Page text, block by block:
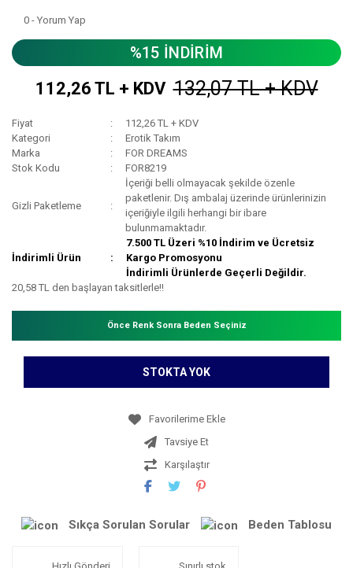
0 - Yorum Yap
%15 İNDİRİM
112,26 TL + KDV 132,07 TL + KDV
Fiyat
112,26 TL + KDV
Kategori
Erotik Takım
Marka
FOR DREAMS
Stok Kodu
FOR8219
Gizli Paketleme
İçeriği belli olmayacak şekilde özenle
paketlenir. Dış ambalaj üzerinde ürünlerinizin
içeriğiyle ilgili herhangi bir ibare
bulunmamaktadır.
İndirimli Ürün
7.500 TL Üzeri %10 İndirim ve Ücretsiz
Kargo Promosyonu
İndirimli Ürünlerde Geçerli Değildir.
20,58 TL den başlayan taksitlerle!!
Önce Renk Sonra Beden Seçiniz
STOKTA YOK
Tavsiye Et
Karşılaştır
Sıkça Sorulan Sorular Beden Tablosu